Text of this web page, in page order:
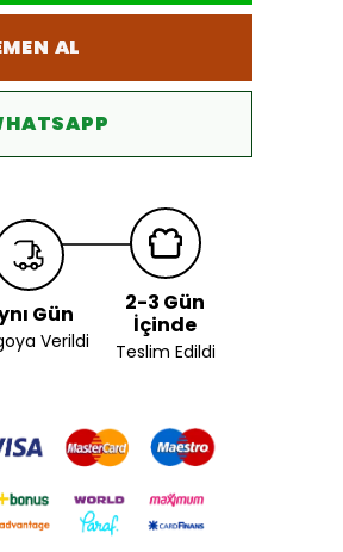
AL
Gün
Verildi
2-3 Gün
İçinde
Teslim Edildi